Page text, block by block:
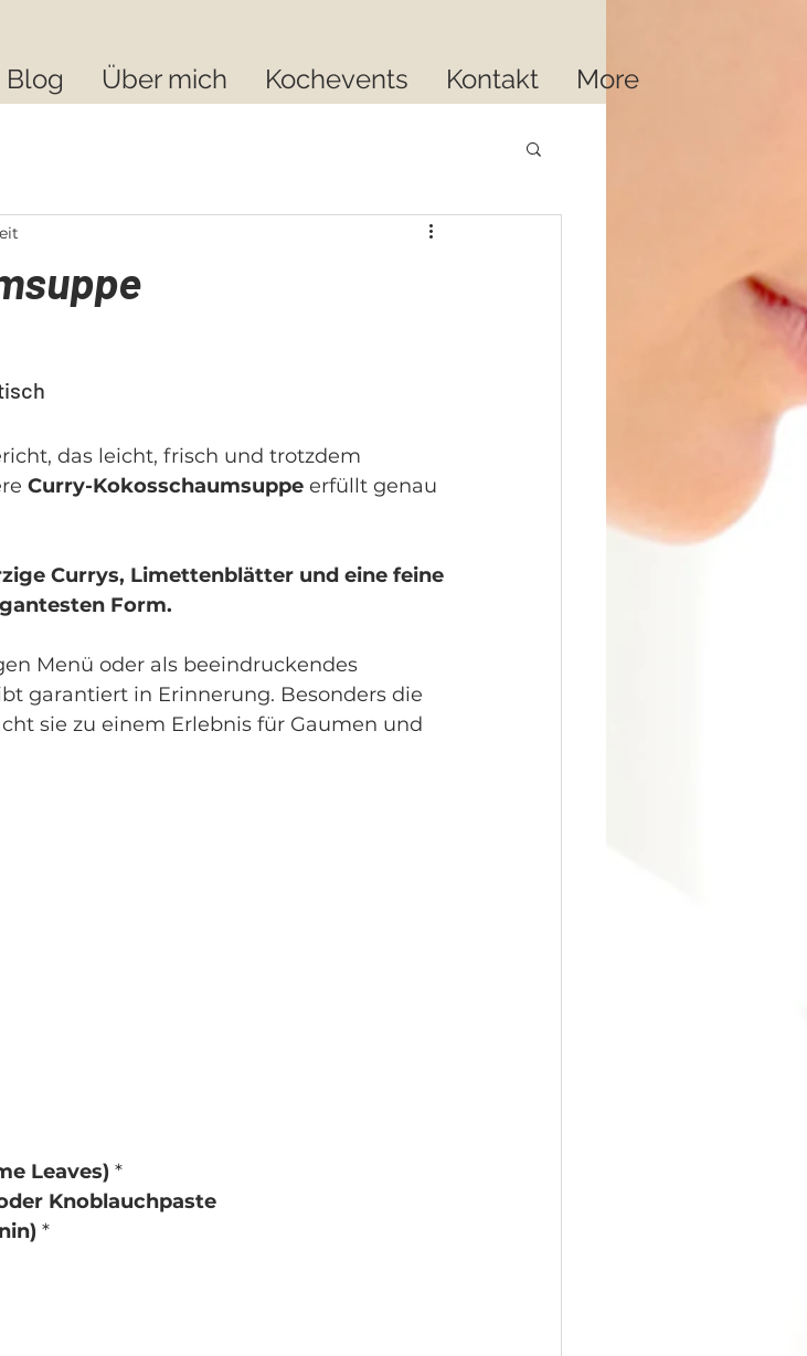
Blog Über mich Kochevents Kontakt More
das leicht, frisch und trotzdem
Curry-Kokosschaumsuppe erfüllt genau
Currys, Limettenblätter und eine feine
Form.
Menü oder als beeindruckendes
garantiert in Erinnerung. Besonders die
sie zu einem Erlebnis für Gaumen und
Leaves) *
Knoblauchpaste
*